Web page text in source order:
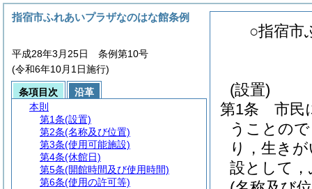
○指宿市
(設置)
第1条
市民
うことの
り，生き
設として
指宿市ふれあいプラザなのはな館条例
平成28年3月25日 条例第10号
(令和6年10月1日施行)
条項目次
沿革
本則
第1条(設置)
第2条(名称及び位置)
第3条(使用可能施設)
第4条(休館日)
第5条(開館時間及び使用時間)
第6条(使用の許可等)